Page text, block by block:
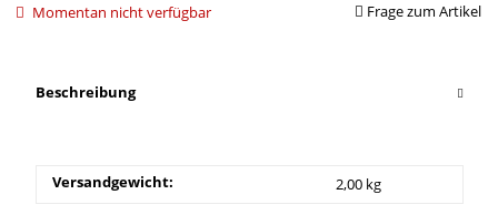
Momentan nicht verfügbar Frage zum Artikel
Beschreibung
Versandgewicht: 2,00 kg